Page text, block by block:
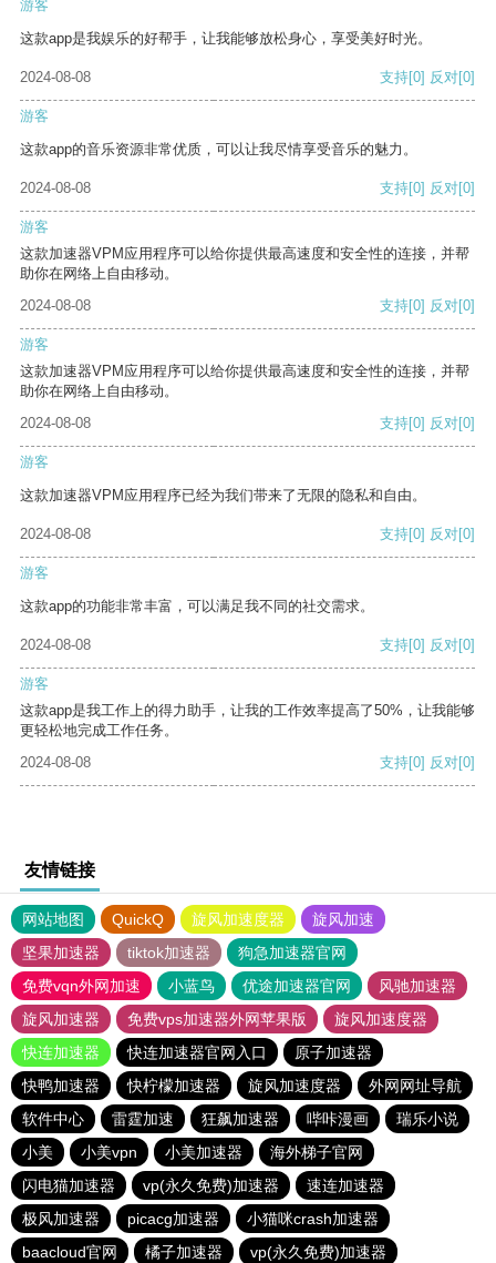
游客
这款app是我娱乐的好帮手，让我能够放松身心，享受美好时光。
2024-08-08 支持[0] 反对[0]
游客
这款app的音乐资源非常优质，可以让我尽情享受音乐的魅力。
2024-08-08 支持[0] 反对[0]
游客
这款加速器VPM应用程序可以给你提供最高速度和安全性的连接，并帮
助你在网络上自由移动。
2024-08-08
支持[0] 反对[0]
游客
这款加速器VPM应用程序可以给你提供最高速度和安全性的连接，并帮
助你在网络上自由移动。
2024-08-08
支持[0] 反对[0]
游客
这款加速器VPM应用程序已经为我们带来了无限的隐私和自由。
2024-08-08 支持[0] 反对[0]
游客
这款app的功能非常丰富，可以满足我不同的社交需求。
2024-08-08 支持[0] 反对[0]
游客
这款app是我工作上的得力助手，让我的工作效率提高了50%，让我能够
更轻松地完成工作任务。
2024-08-08
支持[0] 反对[0]
友情链接
网站地图 QuickQ 旋风加速度器
旋风加速
坚果加速器
tiktok加速器
狗急加速器官网
免费vqn外网加速
小蓝鸟 优途加速器官网
风驰加速器
旋风加速器
免费vps加速器外网苹果版
旋风加速度器
快连加速器
快连加速器官网入口
原子加速器
快鸭加速器
快柠檬加速器 旋风加速度器
外网网址导航
软件中心
雷霆加速 狂飙加速器 哔咔漫画
瑞乐小说
小美
小美vpn 小美加速器
海外梯子官网
闪电猫加速器
vp(永久免费)加速器
速连加速器
极风加速器
picacg加速器
小猫咪crash加速器
baacloud官网
橘子加速器 vp(永久免费)加速器